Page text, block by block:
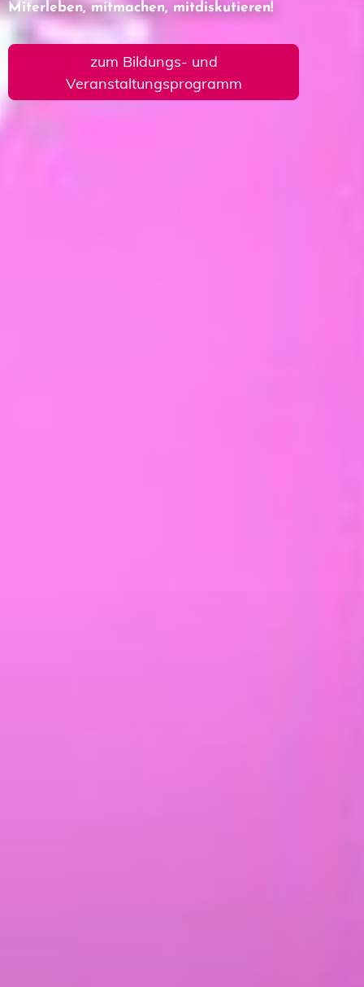
Miterleben, mitmachen, mitdiskutieren!
zum Bildungs- und
Veranstaltungsprogramm